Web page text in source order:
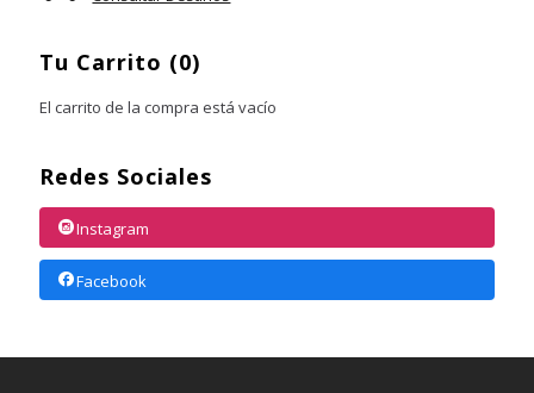
Tu Carrito (0)
El carrito de la compra está vacío
Redes Sociales
Instagram
Facebook